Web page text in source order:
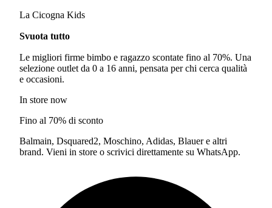
La Cicogna Kids
Svuota tutto
Le migliori firme bimbo e ragazzo scontate fino al 70%. Una
selezione outlet da 0 a 16 anni, pensata per chi cerca qualità
e occasioni.
In store now
Fino al 70% di sconto
Balmain, Dsquared2, Moschino, Adidas, Blauer e altri
brand. Vieni in store o scrivici direttamente su WhatsApp.